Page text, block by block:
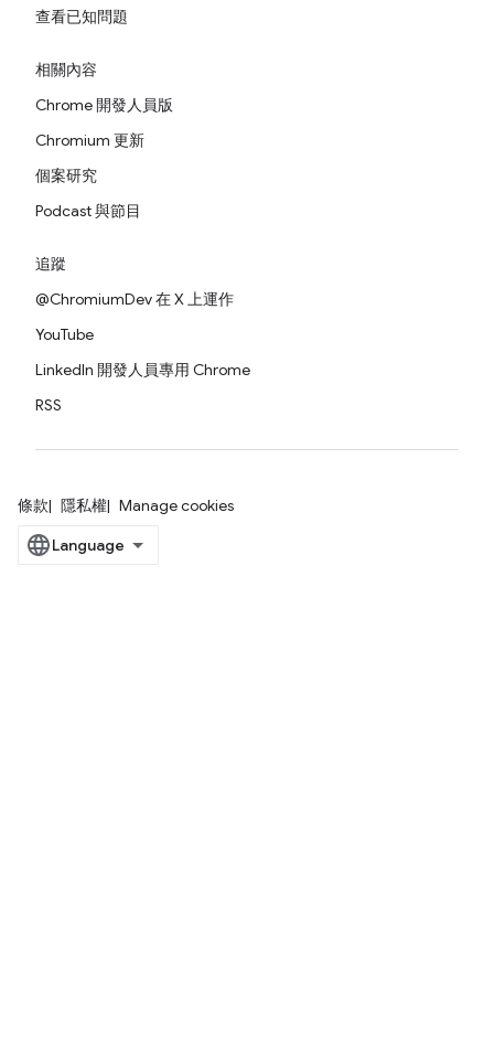
查看已知問題
相關內容
Chrome 開發人員版
Chromium 更新
個案研究
Podcast 與節目
追蹤
@ChromiumDev 在 X 上運作
YouTube
LinkedIn 開發人員專用 Chrome
RSS
條款 隱私權 Manage cookies